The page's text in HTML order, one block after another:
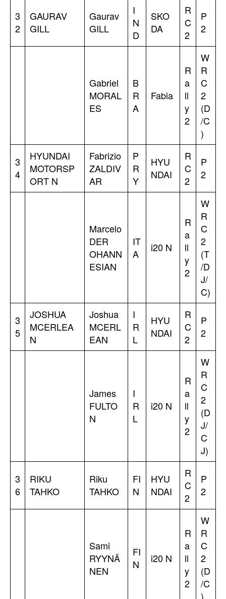
3
2
GAURAV
GILL
Gaurav
GILL
I
N
D
SKO
DA
R
C
2
P
2
Gabriel
MORAL
ES
B
R
A
Fabia
R
a
ll
y
2
W
R
C
2
(D
/C
)
3
4
HYUNDAI
MOTORSP
ORT N
Fabrizio
ZALDIV
AR
P
R
Y
HYU
NDAI
R
C
2
P
2
Marcelo
DER
OHANN
ESIAN
IT
A
i20 N
R
a
ll
y
2
W
R
C
2
(T
/D
J/
C)
3
5
JOSHUA
MCERLEA
N
Joshua
MCERL
EAN
I
R
L
HYU
NDAI
R
C
2
P
2
James
FULTO
N
I
R
L
i20 N
R
a
ll
y
2
W
R
C
2
(D
J/
C
J)
3
6
RIKU
TAHKO
Riku
TAHKO
FI
N
HYU
NDAI
R
C
2
P
2
Sami
RYYNÄ
NEN
FI
N
i20 N
R
a
ll
y
2
W
R
C
2
(D
/C
)